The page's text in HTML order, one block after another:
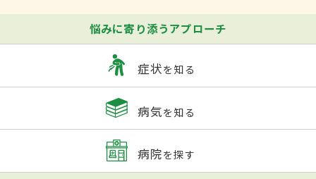
悩みに寄り添うアプローチ
症状を知る
病気を知る
病院を探す